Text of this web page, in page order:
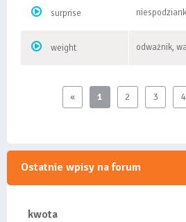
surprise
weight odważnik,
« 1 2 3 4
Ostatnie wpisy na forum
kwota